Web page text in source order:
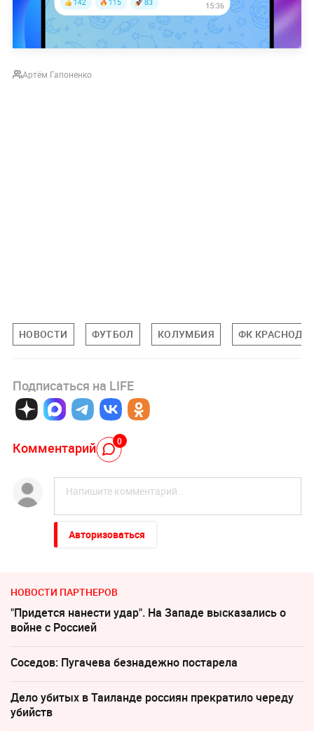
Артём Гапоненко
НОВОСТИ ФУТБОЛ КОЛУМБИЯ ФК
Подписаться на LIFE
Комментарий 0
Авторизоваться
НОВОСТИ ПАРТНЕРОВ
"Придется нанести удар". На Западе высказались о
войне с Россией
Соседов: Пугачева безнадежно постарела
Дело убитых в Таиланде россиян прекратило череду
убийств